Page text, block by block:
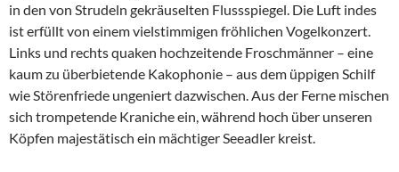
in den von Strudeln gekräuselten Flussspiegel. Die Luft indes
ist erfüllt von einem vielstimmigen fröhlichen Vogelkonzert.
Links und rechts quaken hochzeitende Froschmänner – eine
kaum zu überbietende Kakophonie – aus dem üppigen Schilf
wie Störenfriede ungeniert dazwischen. Aus der Ferne mischen
sich trompetende Kraniche ein, während hoch über unseren
Köpfen majestätisch ein mächtiger Seeadler kreist.